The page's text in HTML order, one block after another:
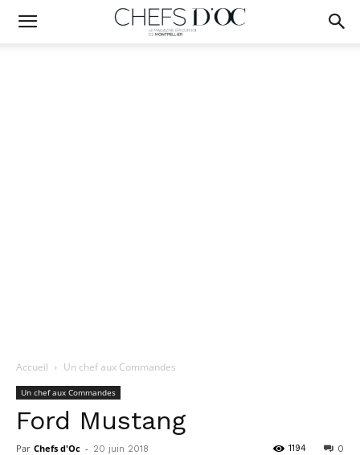
Accueil Un chef aux Commandes
Un chef aux Commandes
Ford Mustang
Par Chefs d'Oc - 20 juin 2018 0
1194